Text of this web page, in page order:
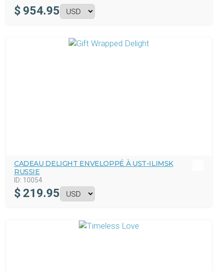
$ 954.95
CADEAU DELIGHT ENVELOPPÉ À UST-ILIMSK
RUSSIE
ID: 10054
$ 219.95